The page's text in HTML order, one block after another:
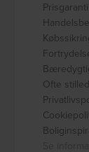
Prisgaranti
Ofte